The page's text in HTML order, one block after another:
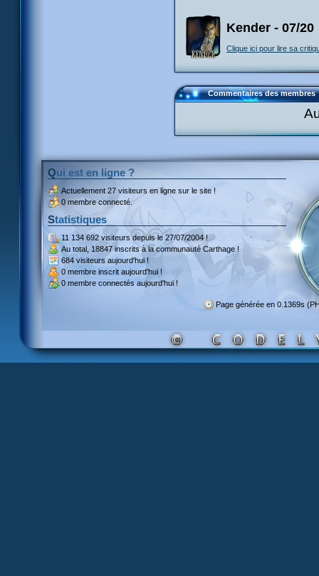
Kender - 07/20
Clique ici pour lire sa
Commentaires des membres
Qui est en ligne ?
Actuellement 27 visiteurs en ligne sur le site !
0 membre connecté.
Statistiques
11 134 692 visiteursdepuis le 27/07/2004 !
Au total, 18847 inscritsà la communauté Carthage !
684 visiteurs aujourd'hui !
0 membre inscrit aujourd'hui !
0 membre connectés aujourd'hui !
Page générée en 0.1369s